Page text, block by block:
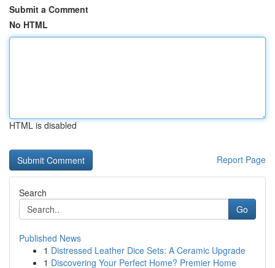
Submit a Comment
No HTML
HTML is disabled
Report Page
Search
Go
Published News
1 Distressed Leather Dice Sets: A Ceramic Upgrade
1 Discovering Your Perfect Home? Premier Home